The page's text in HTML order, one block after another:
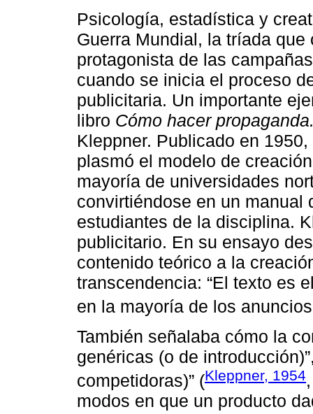
Psicología, estadística y
Guerra Mundial, la tríada
protagonista de las
cuando se inicia el proceso
publicitaria. Un importante
libro Cómo hacer
Kleppner. Publicado en
plasmó el modelo de
mayoría de universidades
convirtiéndose en un manual
estudiantes de la disciplina.
publicitario. En su ensayo
contenido teórico a la
transcendencia: “El texto es
en la mayoría de los
También señalaba cómo la
genéricas (o de
competidoras)” (Kleppner, 1954
modos en que un producto